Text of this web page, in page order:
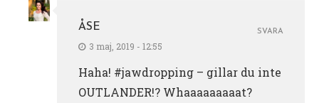
ÅSE
3 maj, 2019 - 12:55
Haha! #jawdropping – gillar du inte
OUTLANDER!? Whaaaaaaaaat?
SVARA